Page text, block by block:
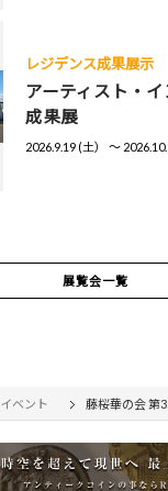
レジデンス成果展示
アーティスト・
成果展
2026.9.19 (土） 〜
展覧会一覧
イベント 藤桜華の会 第